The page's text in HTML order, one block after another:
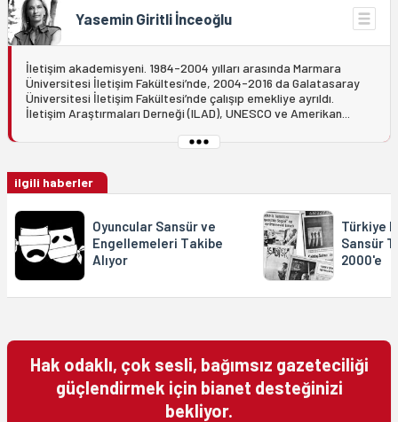
Yasemin Giritli İnceoğlu
İletişim akademisyeni. 1984-2004 yılları arasında Marmara
Üniversitesi İletişim Fakültesi’nde, 2004-2016 da Galatasaray
Üniversitesi İletişim Fakültesi’nde çalışıp emekliye ayrıldı.
İletişim Araştırmaları Derneği (ILAD), UNESCO ve Amerikan...
ilgili haberler
Oyuncular Sansür ve
Engellemeleri Takibe
Alıyor
Türkiye
Sansür
2000'e
Hak odaklı, çok sesli, bağımsız gazeteciliği
güçlendirmek için bianet desteğinizi
bekliyor.